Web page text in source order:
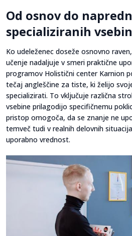
Od osnov do
specializiranih vsebin
Ko udeleženec doseže osnovno
učenje nadaljuje v smeri praktične
programov Holistični center Karnion
tečaj angleščine za tiste, ki želijo
specializirati. To vključuje različna
vsebine prilagodijo specifičnemu
pristop omogoča, da se znanje ne
temveč tudi v realnih delovnih
uporabno vrednost.